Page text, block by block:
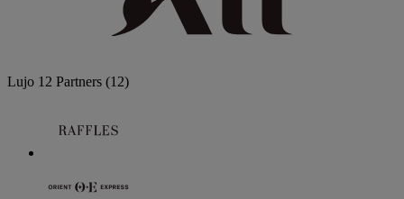
Lujo 12 Partners (12)